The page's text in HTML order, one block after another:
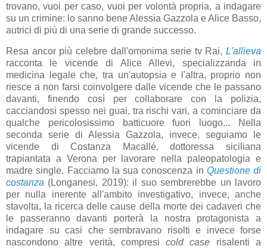
trovano, vuoi per caso, vuoi per volontà propria, a indagare
su un crimine: lo sanno bene Alessia Gazzola e Alice Basso,
autrici di più di una serie di grande successo.
Resa ancor più celebre dall'omonima serie tv Rai, L'allieva
racconta le vicende di Alice Allevi, specializzanda in
medicina legale che, tra un'autopsia e l'altra, proprio non
riesce a non farsi coinvolgere dalle vicende che le passano
davanti, finendo così per collaborare con la polizia,
cacciandosi spesso nei guai, tra rischi vari, a cominciare da
qualche pericolosissimo batticuore fuori luogo... Nella
seconda serie di Alessia Gazzola, invece, seguiamo le
vicende di Costanza Macallé, dottoressa siciliana
trapiantata a Verona per lavorare nella paleopatologia e
madre single. Facciamo la sua conoscenza in Questione di
costanza (Longanesi, 2019): il suo sembrerebbe un lavoro
per nulla inerente all'ambito investigativo, invece, anche
stavolta, la ricerca delle cause della morte dei cadaveri che
le passeranno davanti porterà la nostra protagonista a
indagare su casi che sembravano risolti e invece forse
nascondono altre verità, compresicold case risalenti a